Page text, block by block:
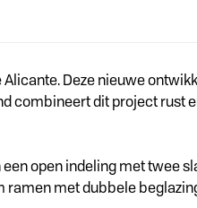
Deze nieuwe
combineert dit project rust
open indeling met twee
met dubbele